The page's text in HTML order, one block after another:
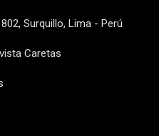
Surquillo, Lima - Perú
Caretas